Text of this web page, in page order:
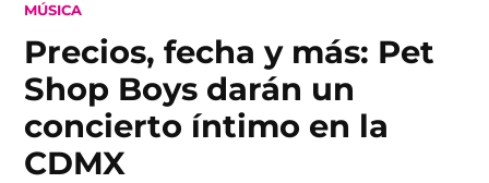
POSTED
MÚSICA
Precios, fecha y más: Pet
Shop Boys darán un
concierto íntimo en la
CDMX